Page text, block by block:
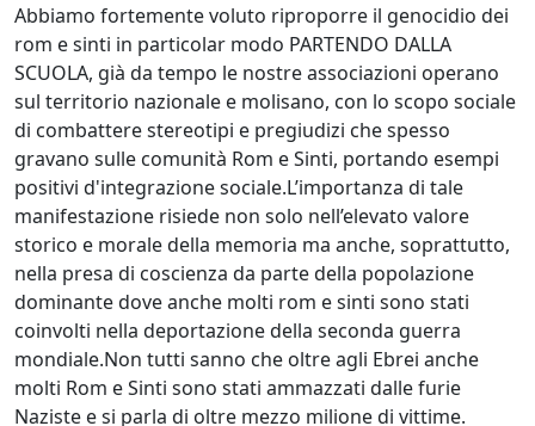
Abbiamo fortemente voluto riproporre il genocidio dei
rom e sinti in particolar modo PARTENDO DALLA
SCUOLA, già da tempo le nostre associazioni operano
sul territorio nazionale e molisano, con lo scopo sociale
di combattere stereotipi e pregiudizi che spesso
gravano sulle comunità Rom e Sinti, portando esempi
positivi d'integrazione sociale.L’importanza di tale
manifestazione risiede non solo nell’elevato valore
storico e morale della memoria ma anche, soprattutto,
nella presa di coscienza da parte della popolazione
dominante dove anche molti rom e sinti sono stati
coinvolti nella deportazione della seconda guerra
mondiale.Non tutti sanno che oltre agli Ebrei anche
molti Rom e Sinti sono stati ammazzati dalle furie
Naziste e si parla di oltre mezzo milione di vittime.